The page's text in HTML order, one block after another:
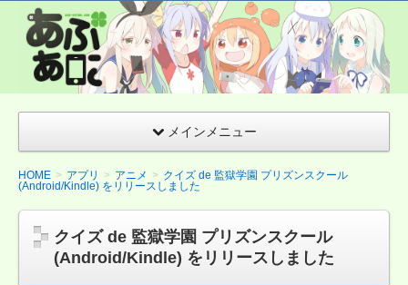
あぷあに(Appア
ニメ)
Android&iPhone
アニメクイズ ま
メインメニュー
HOME アプリ アニメ
クイズ de 監獄学園 プリズンスクール
(Android/Kindle) をリリースしました
クイズ de 監獄学園 プリズンスクール
(Android/Kindle) をリリースしました